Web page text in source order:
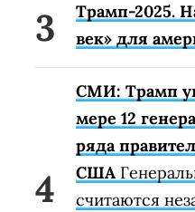
Трамп-2025.
век» для
СМИ: Трамп
мере 12
ряда
США
считаются